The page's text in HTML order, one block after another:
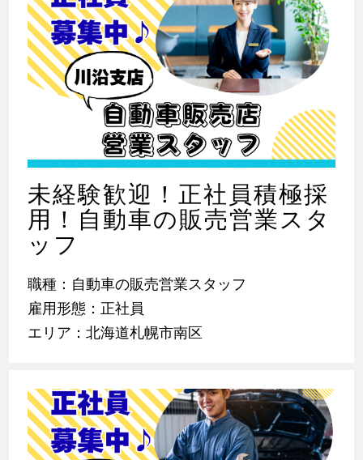
未経験歓迎！正社員積極採
用！自動車の販売営業スタ
ッフ
職種：自動車の販売営業スタッフ
雇用形態：正社員
エリア：北海道札幌市南区